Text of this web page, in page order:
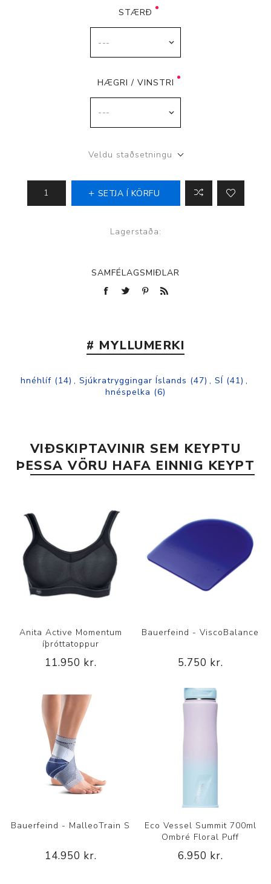
STÆRÐ
HÆGRI / VINSTRI
Veldu staðsetningu
SETJA Í KÖRFU
Lagerstaða:
SAMFÉLAGSMIÐLAR
# MYLLUMERKI
hnéhlíf (14) , Sjúkratryggingar Íslands (47) , SÍ (41) ,
hnéspelka (6)
VIÐSKIPTAVINIR SEM KEYPTU
ÞESSA VÖRU HAFA EINNIG KEYPT
Anita Active Momentum
íþróttatoppur
11.950 kr.
Bauerfeind - ViscoBalance
5.750 kr.
Bauerfeind - MalleoTrain S
14.950 kr.
Eco Vessel Summit 700ml
Ombré Floral Puff
6.950 kr.